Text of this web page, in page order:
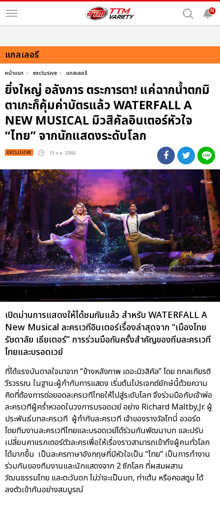
N
แกลเลอรี
หน้าแรก exclusive แกลเลอรี
ยิ่งใหญ่ อลังการ ตระการตา! แค่ฉากน้ำตกมิ
ตาเกะก็คุ้มค่าบัตรแล้ว WATERFALL A
NEW MUSICAL มิวสิคัลอินเตอร์หัวใจ
“ไทย” จากนักแสดงระดับโลก
EXCLUSIVE : 13 ก.ย. 2566
เปิดม่านการแสดงให้ได้ชมกันแล้ว สำหรับ WATERFALL A
New Musical ละครเวทีอินเตอร์เรื่องล่าสุดจาก “เมืองไทย
รัชดาลัย เธียเตอร์” การร่วมมือกันครั้งสำคัญของทีมละครเวที
ไทยและบรอดเวย์
ที่ได้แรงบันดาลใจมาจาก “ข้างหลังภาพ เดอะมิวสิคัล” โดย ถกลเกียรติ
วีรวรรณ ในฐานะผู้กำกับการแสดง เริ่มต้นโปรเจกต์ยักษ์นี้ด้วยความ
คิดที่ต้องการต่อยอดละครเวทีไทยให้ไปสู่ระดับโลก จึงร่วมมือกับเจ้าพ่อ
ละครเวทีผู้คร่ำหวอดในวงการบรอดเวย์ อย่าง Richard Maltby,Jr. ผู้
ประพันธ์บทละครเวที ผู้กำกับละครเวที เจ้าของรางวัลโทนี่ อวอร์ด
โดยทีมงานละครเวทีไทยและบรอดเวย์ได้ร่วมกันพัฒนาบท และปรับ
เปลี่ยนคาแรกเตอร์ตัวละครเพื่อให้เรื่องราวสามารถเข้าถึงผู้คนทั่วโลก
ได้มากขึ้น เป็นละครภาษาอังกฤษที่มีหัวใจเป็น “ไทย” เป็นการทำงาน
ร่วมกันของทีมงานและนักแสดงจาก 2 ซีกโลก ที่ผสมผสาน
วัฒนธรรมไทย และตะวันตก ไม่ว่าจะเป็นบท, ท่าเต้น หรือคอสตูม ได้
ลงตัวเข้ากันอย่างสมบูรณ์